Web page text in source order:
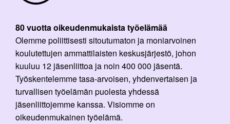
80 vuotta oikeudenmukaista työelämää
Olemme poliittisesti sitoutumaton ja moniarvoinen
koulutettujen ammattilaisten keskusjärjestö, johon
kuuluu 12 jäsenliittoa ja noin 400 000 jäsentä.
Työskentelemme tasa-arvoisen, yhdenvertaisen ja
turvallisen työelämän puolesta yhdessä
jäsenliittojemme kanssa. Visiomme on
oikeudenmukainen työelämä.